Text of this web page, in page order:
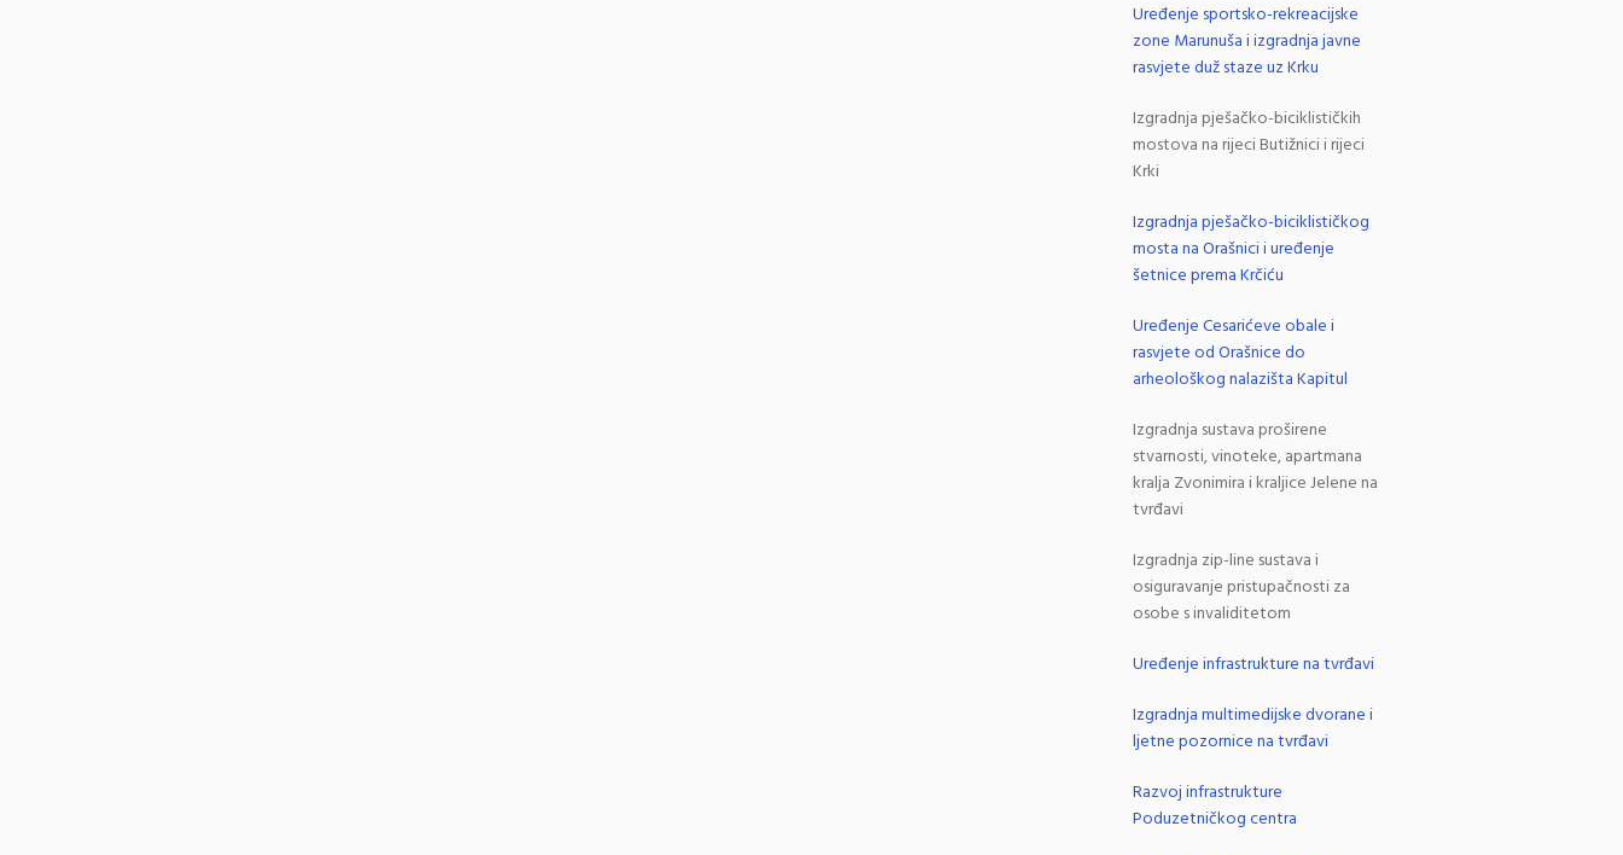
Uređenje sportsko-rekreacijske
zone Marunuša i izgradnja javne
rasvjete duž staze uz Krku
Izgradnja pješačko-biciklističkih
mostova na rijeci Butižnici i rijeci
Krki
Izgradnja pješačko-biciklističkog
mosta na Orašnici i uređenje
šetnice prema Krčiću
Uređenje Cesarićeve obale i
rasvjete od Orašnice do
arheološkog nalazišta Kapitul
Izgradnja sustava proširene
stvarnosti, vinoteke, apartmana
kralja Zvonimira i kraljice Jelene na
tvrđavi
Izgradnja zip-line sustava i
osiguravanje pristupačnosti za
osobe s invaliditetom
Uređenje infrastrukture na tvrđavi
Izgradnja multimedijske dvorane i
ljetne pozornice na tvrđavi
Razvoj infrastrukture
Poduzetničkog centra